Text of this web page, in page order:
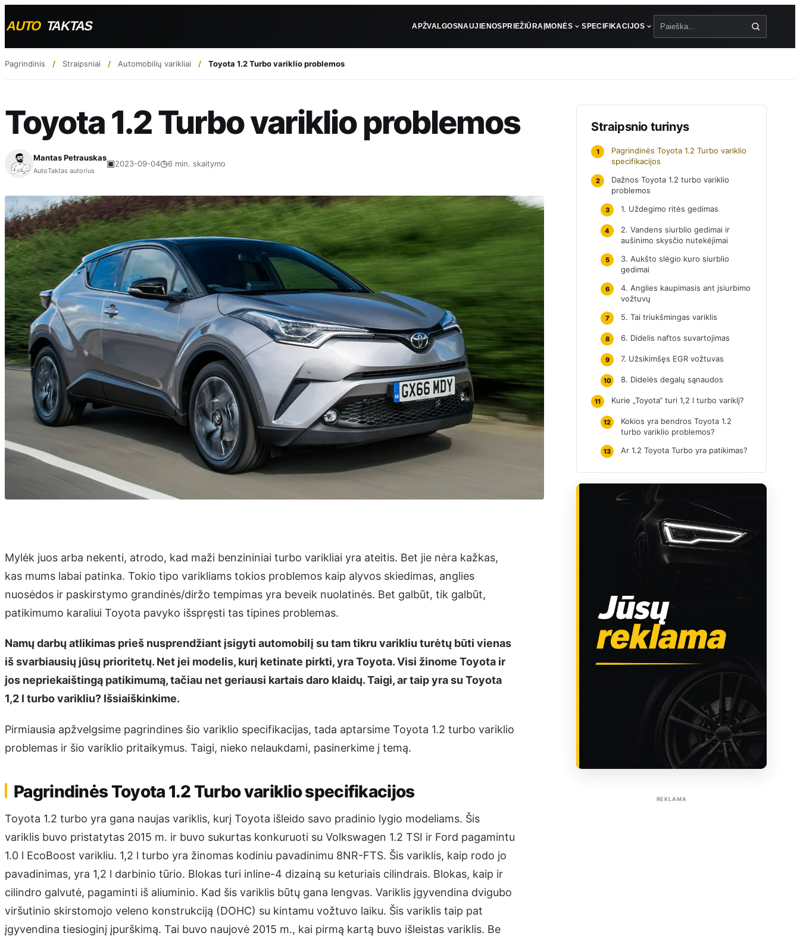
APŽVALGOSNAUJIENOSPRIEŽIŪRA ĮMONĖS SPECIFIKACIJOS
Pagrindinis Straipsniai Automobilių varikliai Toyota 1.2 Turbo variklio problemos
Toyota 1.2 Turbo variklio problemos
Mantas Petrauskas
AutoTaktas autorius
▣2023-09-04◷6 min. skaitymo
Mylėk juos arba nekenti, atrodo, kad maži benzininiai turbo varikliai yra ateitis. Bet jie nėra kažkas,
kas mums labai patinka. Tokio tipo varikliams tokios problemos kaip alyvos skiedimas, anglies
nuosėdos ir paskirstymo grandinės/diržo tempimas yra beveik nuolatinės. Bet galbūt, tik galbūt,
patikimumo karaliui Toyota pavyko išspręsti tas tipines problemas.
Namų darbų atlikimas prieš nusprendžiant įsigyti automobilį su tam tikru varikliu turėtų būti vienas
iš svarbiausių jūsų prioritetų. Net jei modelis, kurį ketinate pirkti, yra Toyota. Visi žinome Toyota ir
jos nepriekaištingą patikimumą, tačiau net geriausi kartais daro klaidų. Taigi, ar taip yra su Toyota
1,2 l turbo varikliu? Išsiaiškinkime.
Pirmiausia apžvelgsime pagrindines šio variklio specifikacijas, tada aptarsime Toyota 1.2 turbo variklio
problemas ir šio variklio pritaikymus. Taigi, nieko nelaukdami, pasinerkime į temą.
Pagrindinės Toyota 1.2 Turbo variklio specifikacijos
Toyota 1.2 turbo yra gana naujas variklis, kurį Toyota išleido savo pradinio lygio modeliams. Šis
variklis buvo pristatytas 2015 m. ir buvo sukurtas konkuruoti su Volkswagen 1.2 TSI ir Ford pagamintu
1.0 l EcoBoost varikliu. 1,2 l turbo yra žinomas kodiniu pavadinimu 8NR-FTS. Šis variklis, kaip rodo jo
pavadinimas, yra 1,2 l darbinio tūrio. Blokas turi inline-4 dizainą su keturiais cilindrais. Blokas, kaip ir
cilindro galvutė, pagaminti iš aliuminio. Kad šis variklis būtų gana lengvas. Variklis įgyvendina dvigubo
viršutinio skirstomojo veleno konstrukciją (DOHC) su kintamu vožtuvo laiku. Šis variklis taip pat
įgyvendina tiesioginį įpurškimą. Tai buvo naujovė 2015 m., kai pirmą kartą buvo išleistas variklis. Be
Straipsnio turinys
1
Pagrindinės Toyota 1.2 Turbo variklio
specifikacijos
2
Dažnos Toyota 1.2 turbo variklio
problemos
3 1. Uždegimo ritės gedimas
4
2. Vandens siurblio gedimai ir
aušinimo skysčio nutekėjimai
5
3. Aukšto slėgio kuro siurblio
gedimai
6
4. Anglies kaupimasis ant įsiurbimo
vožtuvų
7 5. Tai triukšmingas variklis
8 6. Didelis naftos suvartojimas
9 7. Užsikimšęs EGR vožtuvas
10 8. Didelės degalų sąnaudos
11 Kurie „Toyota“ turi 1,2 l turbo variklį?
12
Kokios yra bendros Toyota 1.2
turbo variklio problemos?
13 Ar 1.2 Toyota Turbo yra patikimas?
REKLAMA